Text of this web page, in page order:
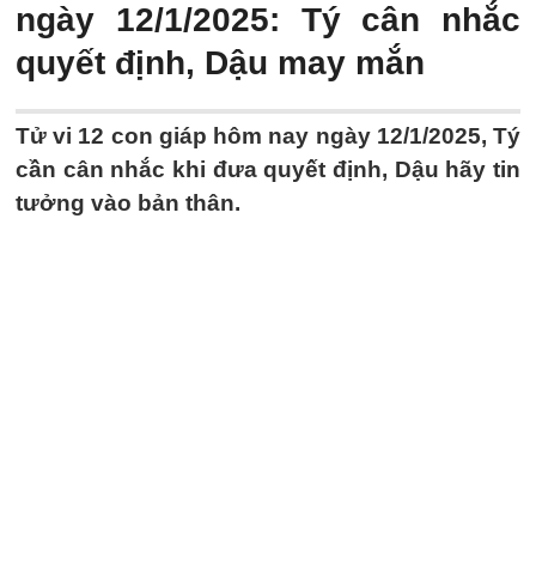
ngày 12/1/2025: Tý cân nhắc
quyết định, Dậu may mắn
Tử vi 12 con giáp hôm nay ngày 12/1/2025, Tý
cần cân nhắc khi đưa quyết định, Dậu hãy tin
tưởng vào bản thân.